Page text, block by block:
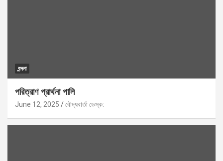
বন্দনা
পরিত্রাণ প্রার্থনা পালি
June 12, 2025 বৌদ্ধবার্তা ডেস্ক: